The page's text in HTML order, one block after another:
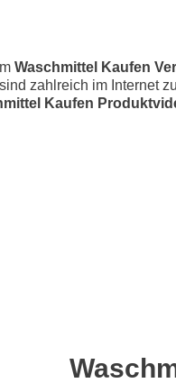
Waschmittel Kaufen
zahlreich im Internet
Kaufen